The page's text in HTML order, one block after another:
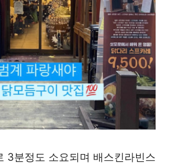
3분정도 소요되며 배스킨라빈스